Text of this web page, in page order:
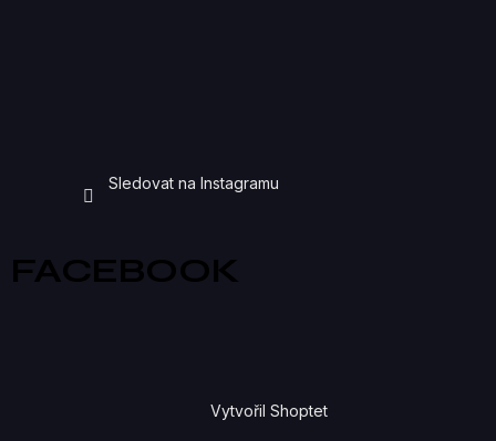
Sledovat na Instagramu
FACEBOOK
Vytvořil Shoptet